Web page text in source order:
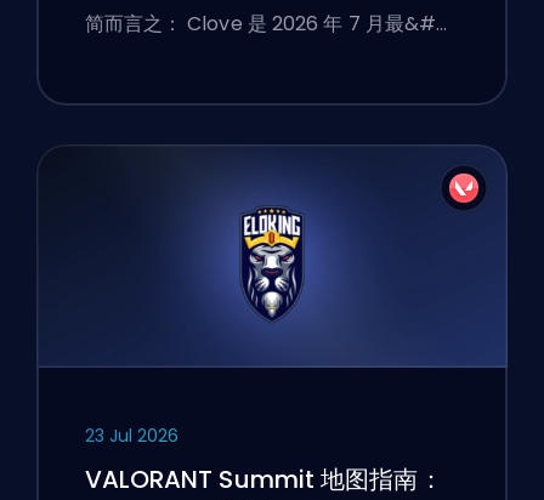
简而言之： Clove 是 2026 年 7 月最&#…
23 Jul 2026
VALORANT Summit 地图指南：